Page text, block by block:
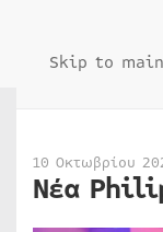
Skip to
10 Οκτωβρίου
Νέα